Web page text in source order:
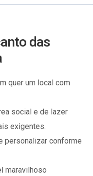
das
quer um local com
social e de lazer
exigentes.
personalizar conforme
maravilhoso